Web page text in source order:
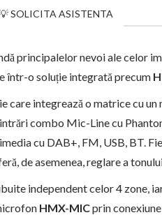
SOLICITA ASISTENTA
principalelor nevoi ale celor
într-o soluție integrată precum
care integrează o matrice cu
combo Mic-Line cu
cu DAB+, FM, USB, BT.
de asemenea, reglare a
independent celor 4 zone,
HMX-MICprin